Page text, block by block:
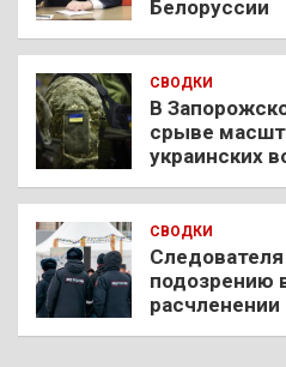
Белоруссии
СВОДКИ
В
срыве
украинских
СВОДКИ
подозрению
расчленении